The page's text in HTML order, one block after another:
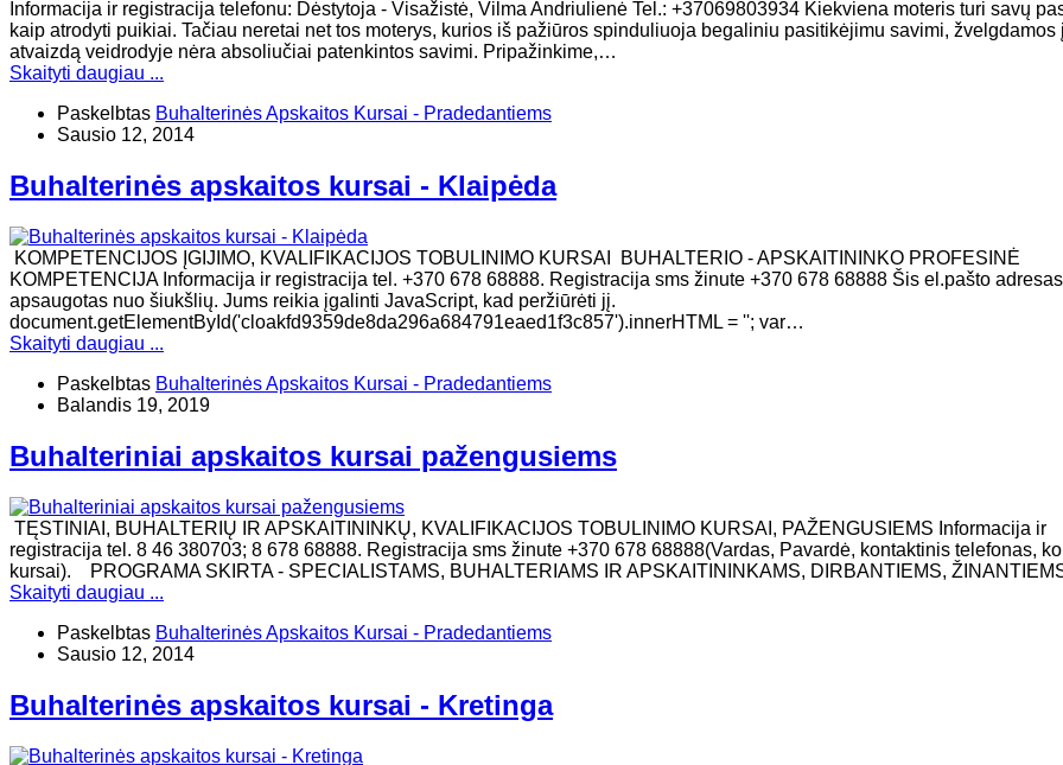
Informacija ir registracija telefonu: Dėstytoja - Visažistė, Vilma Andriulienė Tel.: +37069803934 Kiekviena moteris turi savų
kaip atrodyti puikiai. Tačiau neretai net tos moterys, kurios iš pažiūros spinduliuoja begaliniu pasitikėjimu savimi, žvelgdamos
atvaizdą veidrodyje nėra absoliučiai patenkintos savimi. Pripažinkime,…
Skaityti daugiau ...
Paskelbtas Buhalterinės Apskaitos Kursai - Pradedantiems
Sausio 12, 2014
Buhalterinės apskaitos kursai - Klaipėda
KOMPETENCIJOS ĮGIJIMO, KVALIFIKACIJOS TOBULINIMO KURSAI BUHALTERIO - APSKAITININKO PROFESINĖ
KOMPETENCIJA Informacija ir registracija tel. +370 678 68888. Registracija sms žinute +370 678 68888 Šis el.pašto
apsaugotas nuo šiukšlių. Jums reikia įgalinti JavaScript, kad peržiūrėti jį.
document.getElementById('cloakfd9359de8da296a684791eaed1f3c857').innerHTML = ''; var…
Skaityti daugiau ...
Paskelbtas Buhalterinės Apskaitos Kursai - Pradedantiems
Balandis 19, 2019
Buhalteriniai apskaitos kursai pažengusiems
TĘSTINIAI, BUHALTERIŲ IR APSKAITININKŲ, KVALIFIKACIJOS TOBULINIMO KURSAI, PAŽENGUSIEMS Informacija ir
registracija tel. 8 46 380703; 8 678 68888. Registracija sms žinute +370 678 68888(Vardas, Pavardė, kontaktinis telefonas,
kursai). ​PROGRAMA SKIRTA - SPECIALISTAMS, BUHALTERIAMS IR APSKAITININKAMS, DIRBANTIEMS,
Skaityti daugiau ...
Paskelbtas Buhalterinės Apskaitos Kursai - Pradedantiems
Sausio 12, 2014
Buhalterinės apskaitos kursai - Kretinga